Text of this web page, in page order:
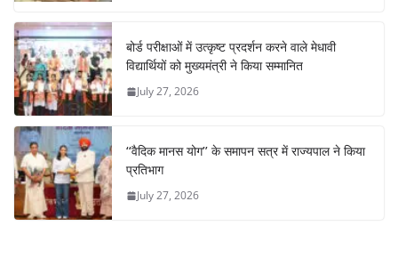
बोर्ड परीक्षाओं में उत्कृष्ट प्रदर्शन करने वाले मेधावी
विद्यार्थियों को मुख्यमंत्री ने किया सम्मानित
July 27, 2026
‘‘वैदिक मानस योग’’ के समापन सत्र में राज्यपाल ने किया
प्रतिभाग
July 27, 2026